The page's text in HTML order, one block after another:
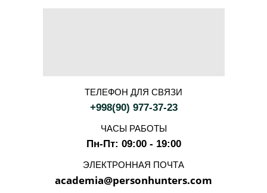
ТЕЛЕФОН ДЛЯ СВЯЗИ
+998(90) 977-37-23
ЧАСЫ РАБОТЫ
Пн-Пт: 09:00 - 19:00
ЭЛЕКТРОННАЯ ПОЧТА
academia@personhunters.com